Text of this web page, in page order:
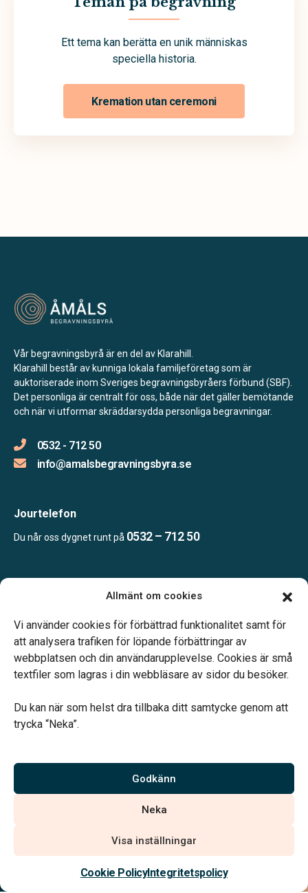
Allmänt om cookies
Vi använder cookies för förbättrad funktionalitet samt för
att analysera trafiken för löpande förbättringar av
webbplatsen och din användarupplevelse. Cookies är små
textfiler som lagras i din webbläsare av sidor du besöker.
Du kan när som helst dra tillbaka ditt samtycke genom att
trycka “Neka”.
Godkänn
Neka
Visa inställningar
Cookie PolicyIntegritetspolicy
Ett tema kan berätta en unik människas
speciella historia.
Kremation utan ceremoni
Kontakta oss
Vår begravningsbyrå är en del av Klarahill.
Klarahill består av kunniga lokala familjeföretag som är
auktoriserade inom Sveriges begravningsbyråers förbund (SBF).
Det personliga är centralt för oss, både när det gäller bemötande
och när vi utformar skräddarsydda personliga begravningar.
0532 - 712 50
info@amalsbegravningsbyra.se
Jourtelefon
Du når oss dygnet runt på 0532 – 712 50
Telefonjour dygnet runt.
Vårt systerbolag Verahill hjälper dig med familjejuridiken –
Vi är auktoriserade av Sveriges Begravningsbyråers Förbund och
har högt ställda krav på utbildning, kvalitet, miljö och arbetsmiljö.